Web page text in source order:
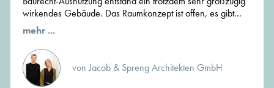
wirkendes Gebäude. Das Raumkonzept ist offen, es gibt...
mehr ...
von Jacob & Spreng Architekten GmbH